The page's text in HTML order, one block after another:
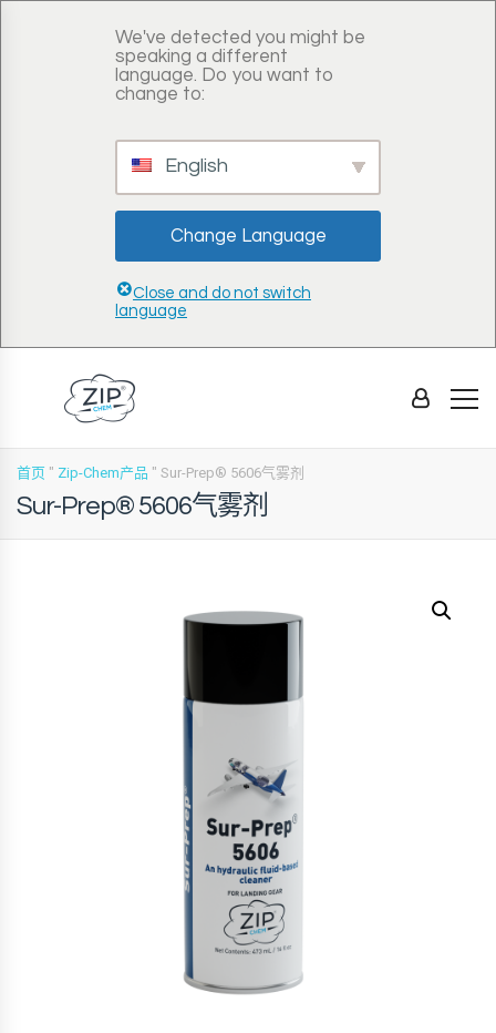
We've detected you might be
speaking a different
language. Do you want to
change to:
English
Change Language
Close and do not switch
language
首页 " Zip-Chem产品 " Sur-Prep® 5606气雾剂
Sur-Prep® 5606气雾剂